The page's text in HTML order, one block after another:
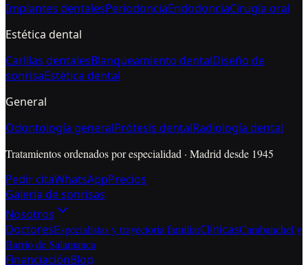
Implantes dentalesPeriodonciaEndodonciaCirugía oral
Estética dental
Carillas dentalesBlanqueamiento dentalDiseño de
sonrisaEstética dental
General
Odontología generalPrótesis dentalRadiología dental
Tratamientos ordenados por especialidad · Madrid desde 1945
Pedir citaWhatsAppPrecios
Galería de sonrisas
Nosotros
DoctoresEspecialistas y trayectoria familiarClínicasCarabanchel y
Barrio de Salamanca
FinanciaciónBlog